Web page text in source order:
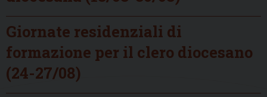
Giornate residenziali di
formazione per il clero diocesano
(24-27/08)